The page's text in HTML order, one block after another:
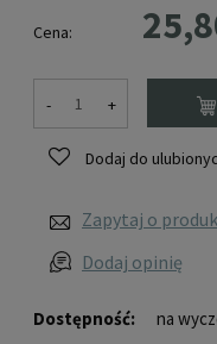
Dostępność:
na
Cena:
- +
Dodaj do
Zapytaj o
Dodaj opinię